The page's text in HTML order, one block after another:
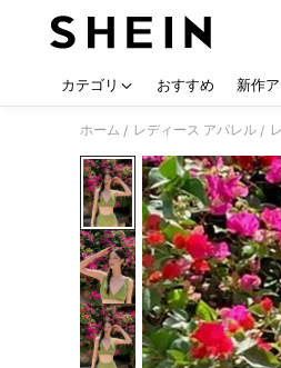
カテゴリ おすすめ 新作
ホーム / レディース アパレル /